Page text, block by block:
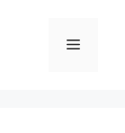
Menu